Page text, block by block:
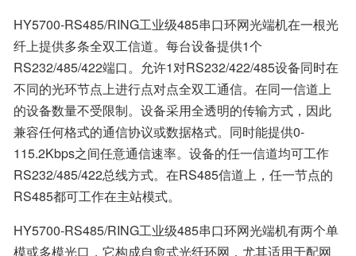
HY5700-RS485/RING工业级485串口环网光端机在一根光
纤上提供多条全双工信道。每台设备提供1个
RS232/485/422端口。允许1对RS232/422/485设备同时在
不同的光环节点上进行点对点全双工通信。在同一信道上
的设备数量不受限制。设备采用全透明的传输方式，因此
兼容任何格式的通信协议或数据格式。同时能提供0-
115.2Kbps之间任意通信速率。设备的任一信道均可工作
RS232/485/422总线方式。在RS485信道上，任一节点的
RS485都可工作在主站模式。
HY5700-RS485/RING工业级485串口环网光端机有两个单
模或多模光口，它构成自愈式光纤环网，尤其适用于配网